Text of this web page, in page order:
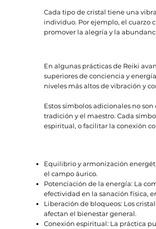
Cada tipo de cristal tiene una
individuo. Por ejemplo, el cuarzo
promover la alegría y la
En algunas prácticas de Reiki
superiores de conciencia y
niveles más altos de vibración y
Estos símbolos adicionales no
tradición y el maestro. Cada
espiritual, o facilitar la conexión
Equilibrio y armonización
el campo áurico.
Potenciación de la energía: La
efectividad en la sanación física,
Liberación de bloqueos: Los
afectan el bienestar general.
Conexión espiritual: La práctica